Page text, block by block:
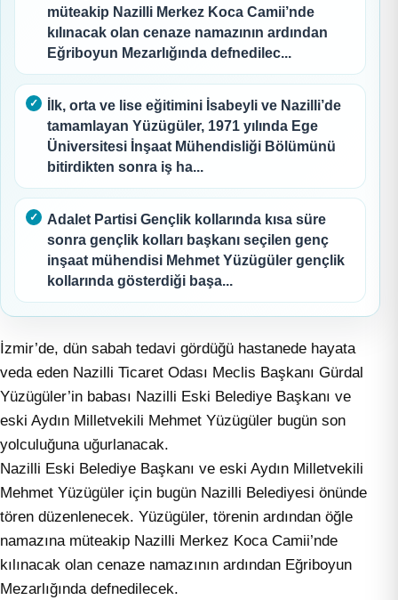
müteakip Nazilli Merkez Koca Camii’nde
kılınacak olan cenaze namazının ardından
Eğriboyun Mezarlığında defnedilec...
İlk, orta ve lise eğitimini İsabeyli ve Nazilli’de
tamamlayan Yüzügüler, 1971 yılında Ege
Üniversitesi İnşaat Mühendisliği Bölümünü
bitirdikten sonra iş ha...
Adalet Partisi Gençlik kollarında kısa süre
sonra gençlik kolları başkanı seçilen genç
inşaat mühendisi Mehmet Yüzügüler gençlik
kollarında gösterdiği başa...
İzmir’de, dün sabah tedavi gördüğü hastanede hayata
veda eden Nazilli Ticaret Odası Meclis Başkanı Gürdal
Yüzügüler’in babası Nazilli Eski Belediye Başkanı ve
eski Aydın Milletvekili Mehmet Yüzügüler bugün son
yolculuğuna uğurlanacak.
Nazilli Eski Belediye Başkanı ve eski Aydın Milletvekili
Mehmet Yüzügüler için bugün Nazilli Belediyesi önünde
tören düzenlenecek. Yüzügüler, törenin ardından öğle
namazına müteakip Nazilli Merkez Koca Camii’nde
kılınacak olan cenaze namazının ardından Eğriboyun
Mezarlığında defnedilecek.